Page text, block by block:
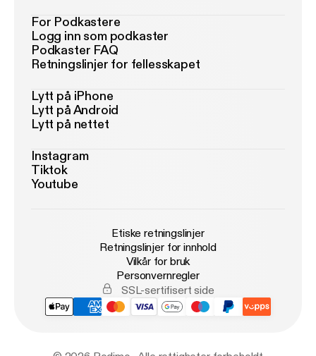
For Podkastere
Logg inn som podkaster
Podkaster FAQ
Retningslinjer for fellesskapet
Lytt på iPhone
Lytt på Android
Lytt på nettet
Instagram
Tiktok
Youtube
Etiske retningslinjer
Retningslinjer for innhold
Vilkår for bruk
Personvernregler
SSL-sertifisert side